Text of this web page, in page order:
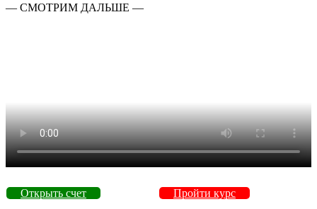
— СМОТРИМ ДАЛЬШЕ —
Открыть счет Пройти курс